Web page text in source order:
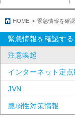
HOME 緊急情報を確
緊急情報を確認する
注意喚起
インターネット定点
JVN
脆弱性対策情報